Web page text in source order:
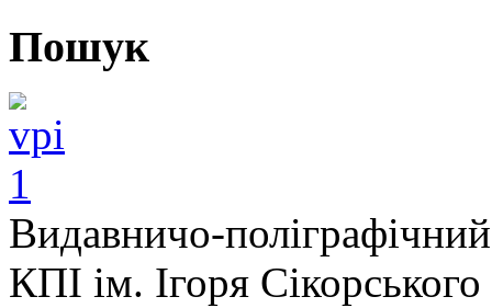
Пошук
Видавничо-
КПІ ім. Ігоря Сікорського